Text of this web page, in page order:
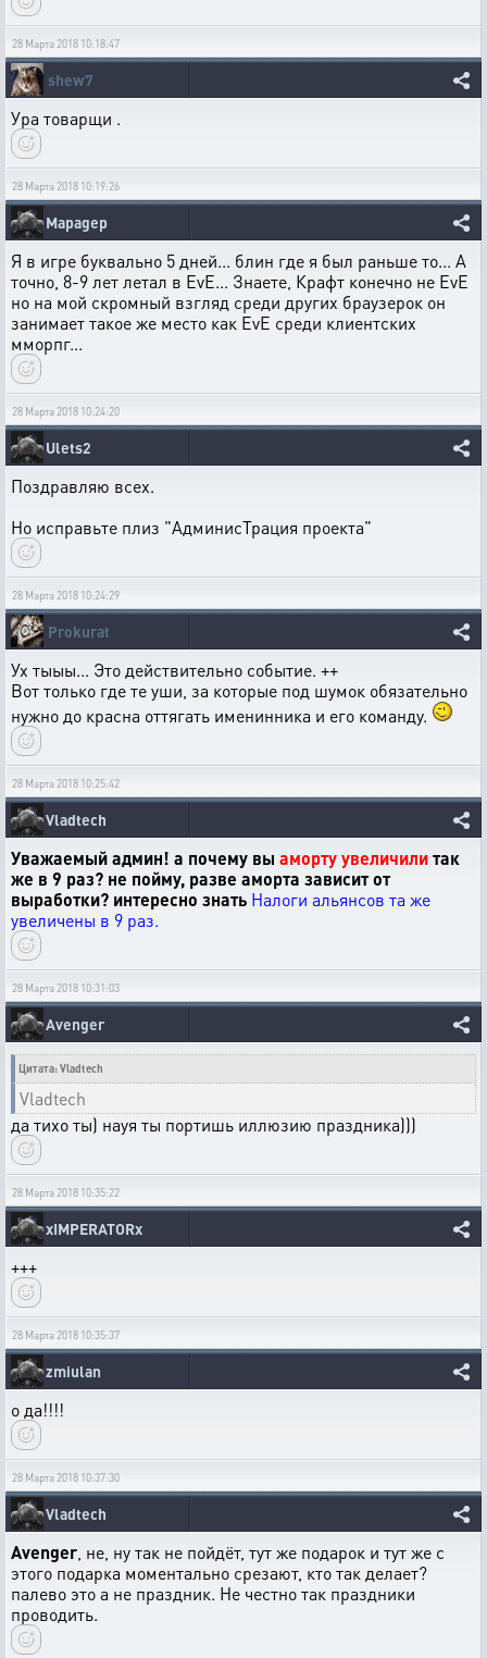
28 Марта 2018 10:18:47
shew7
Ура товарщи .
28 Марта 2018 10:19:26
Mapagep
Я в игре буквально 5 дней... блин где я был раньше то... А
точно, 8-9 лет летал в EvE... Знаете, Крафт конечно не EvE
но на мой скромный взгляд среди других браузерок он
занимает такое же место как EvE среди клиентских
мморпг...
28 Марта 2018 10:24:20
Ulets2
Поздравляю всех.
Но исправьте плиз "АдминисТрация проекта"
28 Марта 2018 10:24:29
Prokurat
Ух тыыы... Это действительно событие. ++
Вот только где те уши, за которые под шумок обязательно
нужно до красна оттягать именинника и его команду.
28 Марта 2018 10:25:42
Vladtech
Уважаемый админ! а почему вы аморту увеличилитак
же в 9 раз? не пойму, разве аморта зависит от
выработки? интересно знать Налоги альянсов та же
увеличены в 9 раз.
28 Марта 2018 10:31:03
Avenger
Цитата: Vladtech
Vladtech
да тихо ты) науя ты портишь иллюзию праздника)))
28 Марта 2018 10:35:22
xIMPERATORx
+++
28 Марта 2018 10:35:37
zmiulan
о да!!!!
28 Марта 2018 10:37:30
Vladtech
Avenger , не, ну так не пойдёт, тут же подарок и тут же с
этого подарка моментально срезают, кто так делает?
палево это а не праздник. Не честно так праздники
проводить.